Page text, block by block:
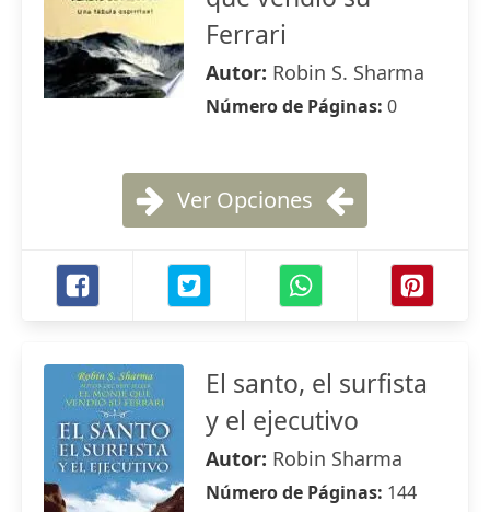
Ferrari
Autor: Robin S. Sharma
Número de Páginas: 0
Ver Opciones
El santo, el surfista
y el ejecutivo
Autor: Robin Sharma
Número de Páginas: 144